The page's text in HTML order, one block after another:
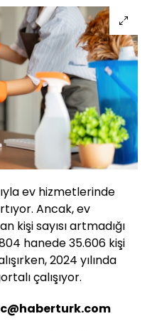
ev hizmetlerinde
Ancak, ev
kişi sayısı artmadığı
hanede 35.606 kişi
2024 yılında
çalışıyor.